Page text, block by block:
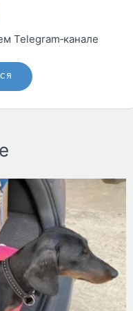
Telegram‑канале